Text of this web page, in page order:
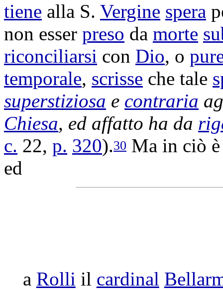
tiene alla S. Vergine spera
non esser preso da morte
riconciliarsi con Dio, o
temporale, scrisse che tale
superstiziosa e contraria
Chiesa, ed affatto ha da
c. 22, p. 320).30 Ma in ciò
ed
a Rolli il cardinal